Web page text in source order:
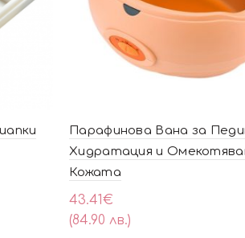
Парафинова Вана за
Хидратация и
Кожата
43.41€
(84.90 лв.)